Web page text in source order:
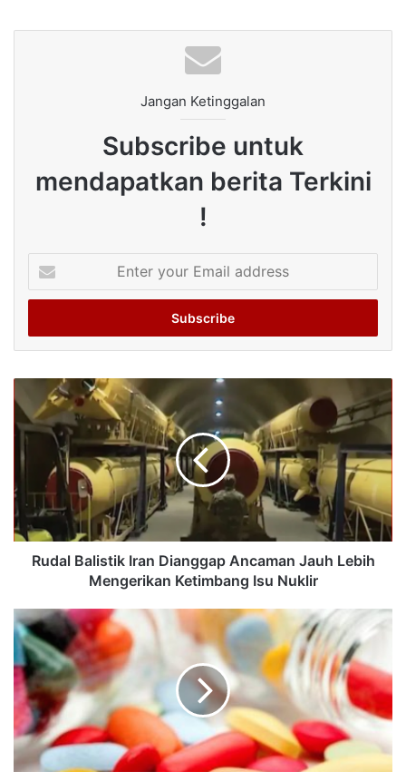
Jangan Ketinggalan
Subscribe untuk
mendapatkan berita Terkini
!
your
Email
Rudal Balistik Iran Dianggap Ancaman Jauh Lebih
Mengerikan Ketimbang Isu Nuklir